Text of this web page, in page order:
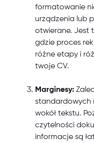
formatowanie
urządzenia lub
otwierane. Jest
gdzie proces
różne etapy i
twoje CV.
Marginesy:
standardowych
wokół tekstu.
czytelności
informacje są